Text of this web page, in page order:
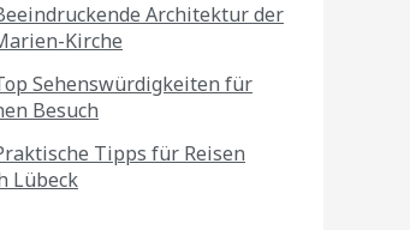
Architektur der
Kirche
Sehenswürdigkeiten für
Besuch
Tipps für Reisen
Lübeck